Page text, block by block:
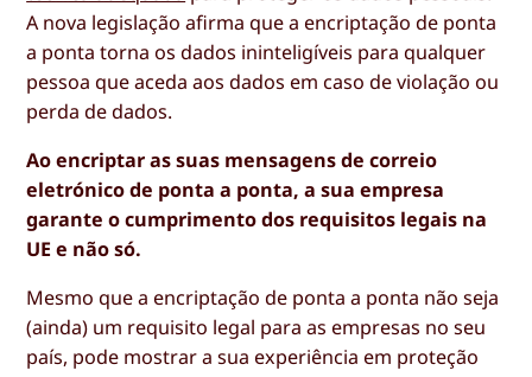
A nova legislação afirma que a encriptação de ponta
a ponta torna os dados ininteligíveis para qualquer
pessoa que aceda aos dados em caso de violação ou
perda de dados.
Ao encriptar as suas mensagens de correio
eletrónico de ponta a ponta, a sua empresa
garante o cumprimento dos requisitos legais na
UE e não só.
Mesmo que a encriptação de ponta a ponta não seja
(ainda) um requisito legal para as empresas no seu
país, pode mostrar a sua experiência em proteção